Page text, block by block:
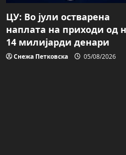
ЦУ: Во јули остварена
наплата на приходи од
14 милијарди денари
Снежа Петковска 05/08/2026